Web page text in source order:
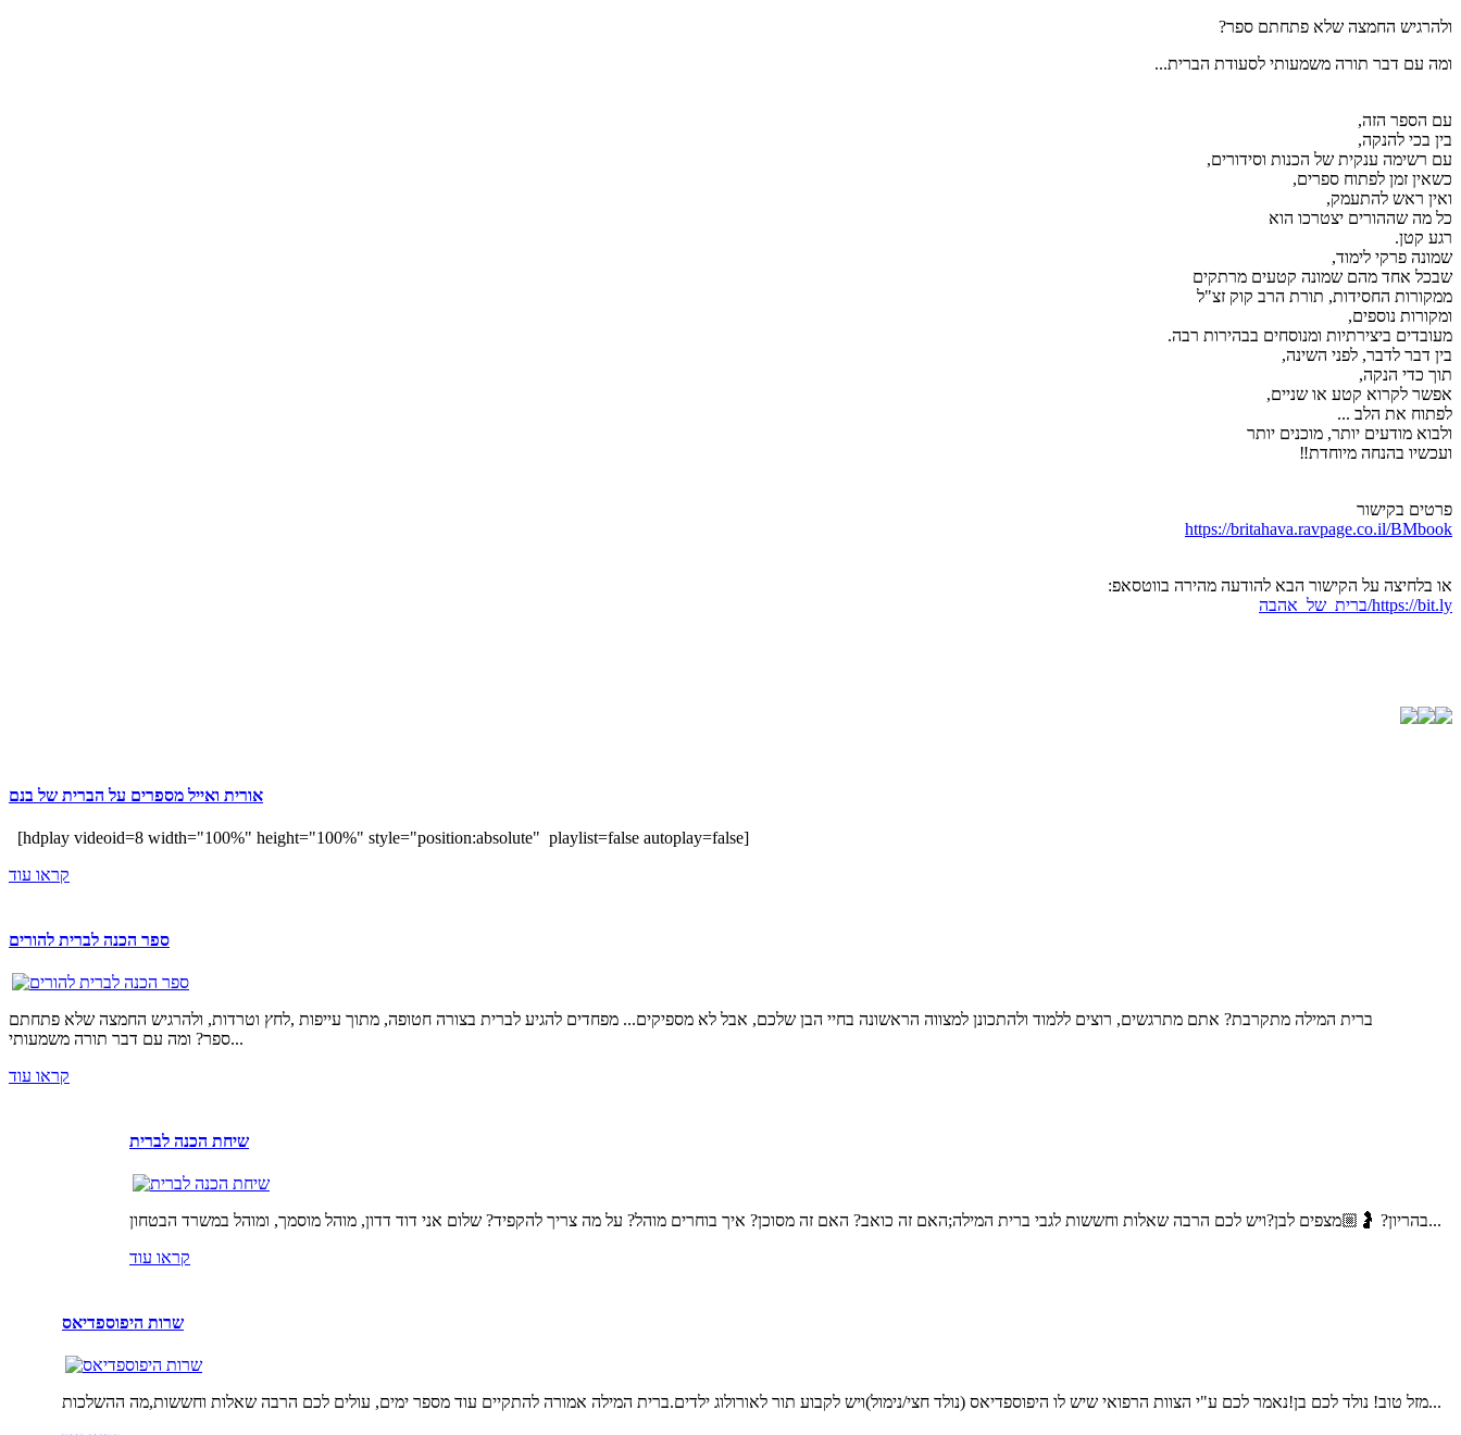
ולהרגיש החמצה שלא פתחתם ספר?
ומה עם דבר תורה משמעותי לסעודת הברית...
עם הספר הזה,
בין בכי להנקה,
עם רשימה ענקית של הכנות וסידורים,
כשאין זמן לפתוח ספרים,
ואין ראש להתעמק,
כל מה שההורים יצטרכו הוא
רגע קטן.
שמונה פרקי לימוד,
שבכל אחד מהם שמונה קטעים מרתקים
ממקורות החסידות, תורת הרב קוק זצ"ל
ומקורות נוספים,
מעובדים ביצירתיות ומנוסחים בבהירות רבה.
בין דבר לדבר, לפני השינה,
תוך כדי הנקה,
אפשר לקרוא קטע או שניים,
לפתוח את הלב ...
ולבוא מודעים יותר, מוכנים יותר
ועכשיו בהנחה מיוחדת‼️
פרטים בקישור
https://britahava.ravpage.co.il/BMbook
או בלחיצה על הקישור הבא להודעה מהירה בווטסאפ:
https://bit.ly/ברית_של_אהבה
אורית ואייל מספרים על הברית של בנם
[hdplay videoid=8 width="100%" height="100%" style="position:absolute" playlist=false autoplay=false]
קראו עוד
ספר הכנה לברית להורים
ברית המילה מתקרבת? אתם מתרגשים, רוצים ללמוד ולהתכונן למצווה הראשונה בחיי הבן שלכם, אבל לא מספיקים... מפחדים להגיע לברית בצורה חטופה, מתוך עייפות ,לחץ וטרדות, ולהרגיש החמצה שלא פתחתם
ספר? ומה עם דבר תורה משמעותי...
קראו עוד
שיחת הכנה לברית
בהריון? 🤰🏼מצפים לבן?ויש לכם הרבה שאלות וחששות לגבי ברית המילה;האם זה כואב? האם זה מסוכן? איך בוחרים מוהל? על מה צריך להקפיד? שלום אני דוד דדון, מוהל מוסמך, ומוהל במשרד הבטחון...
קראו עוד
שרות היפוספדיאס
מזל טוב! נולד לכם בן!נאמר לכם ע"י הצוות הרפואי שיש לו היפוספדיאס (נולד חצי/נימול)ויש לקבוע תור לאורולוג ילדים.ברית המילה אמורה להתקיים עוד מספר ימים, עולים לכם הרבה שאלות וחששות,מה ההשלכות...